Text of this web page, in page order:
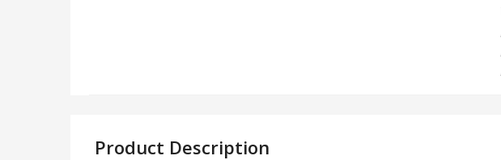
Product Description